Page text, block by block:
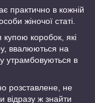
практично в кожній
жіночої статі.
коробок, які
ввалюються на
утрамбовуються в
розставлене, не
відразу ж знайти